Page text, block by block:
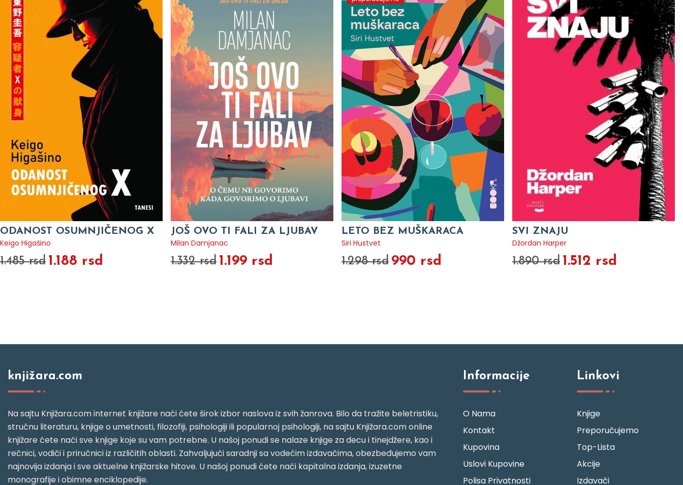
ODANOST OSUMNJIČENOG X
Keigo Higašino
1.485 rsd 1.188 rsd
JOŠ OVO TI FALI ZA LJUBAV
Milan Damjanac
1.332 rsd 1.199 rsd
LETO BEZ MUŠKARACA
Siri Hustvet
1.298 rsd 990 rsd
SVI ZNAJU
Džordan Harper
1.890 rsd 1.512 rsd
knjižara.com
Na sajtu Knjižara.com internet knjižare naći ćete širok izbor naslova iz svih žanrova. Bilo da tražite beletristiku,
stručnu literaturu, knjige o umetnosti, filozofiji, psihologiji ili popularnoj psihologiji, na sajtu Knjižara.com online
knjižare ćete naći sve knjige koje su vam potrebne. U našoj ponudi se nalaze knjige za decu i tinejdžere, kao i
rečnici, vodiči i priručnici iz različitih oblasti. Zahvaljujući saradnji sa vodećim izdavačima, obezbeđujemo vam
najnovija izdanja i sve aktuelne knjižarske hitove. U našoj ponudi ćete naći kapitalna izdanja, izuzetne
monografije i obimne enciklopedije.
Informacije
O Nama
Kontakt
Kupovina
Uslovi Kupovine
Polisa Privatnosti
Linkovi
Knjige
Preporučujemo
Top-Lista
Akcije
Izdavači